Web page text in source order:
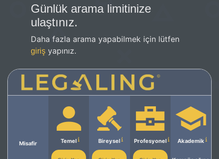
Günlük arama limitinize
ulaştınız.
Daha fazla arama yapabilmek için lütfen
giriş yapınız.
Misafir Temel Bireysel Profesyonel Akademik